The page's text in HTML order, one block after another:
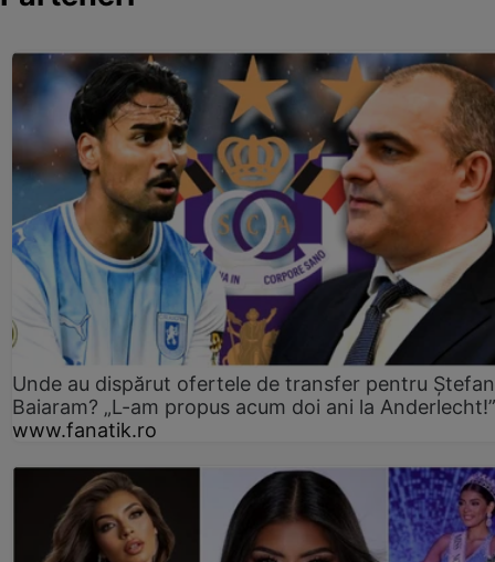
Unde au dispărut ofertele de transfer pentru Ștefan
Baiaram? „L-am propus acum doi ani la Anderlecht!”
www.fanatik.ro